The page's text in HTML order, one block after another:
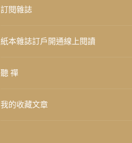
訂閱雜誌
紙本雜誌訂戶開通線上閱讀
聽 禪
我的收藏文章